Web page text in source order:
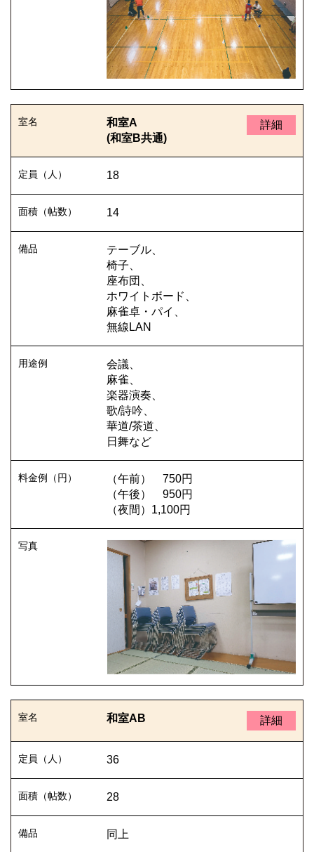
和室A
(和室B共通)
詳細
18
14
テーブル、
椅子、
座布団、
ホワイトボード、
麻雀卓・パイ、
無線LAN
会議、
麻雀、
楽器演奏、
歌/詩吟、
華道/茶道、
日舞など
（午前） 750円
（午後） 950円
（夜間）1,100円
和室AB 詳細
36
28
同上